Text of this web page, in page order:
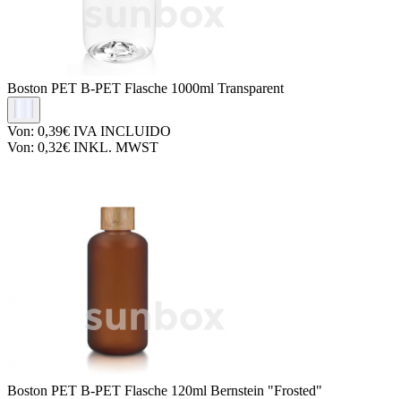
Boston PET B-PET Flasche 1000ml Transparent
Von: 0,39€ IVA INCLUIDO
Von: 0,32€ INKL. MWST
Boston PET B-PET Flasche 120ml Bernstein "Frosted"